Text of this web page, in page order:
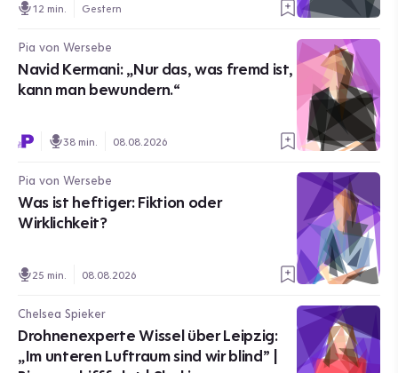
12 min. Gestern
Pia von Wersebe
Navid Kermani: „Nur das, was fremd ist,
kann man bewundern.“
38 min. 08.08.2026
Pia von Wersebe
Was ist heftiger: Fiktion oder
Wirklichkeit?
25 min. 08.08.2026
Chelsea Spieker
Drohnenexperte Wissel über Leipzig:
„Im unteren Luftraum sind wir blind” |